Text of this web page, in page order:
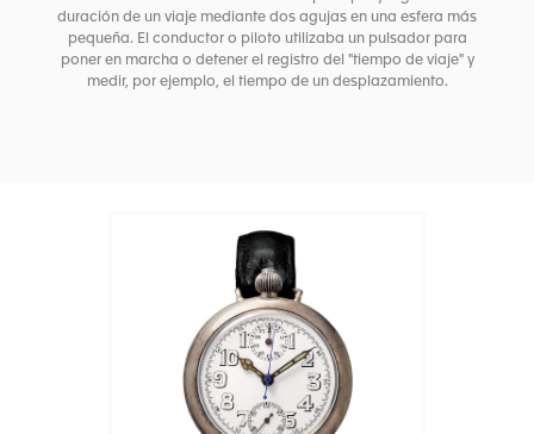
duración de un viaje mediante dos agujas en una esfera más
pequeña. El conductor o piloto utilizaba un pulsador para
poner en marcha o detener el registro del "tiempo de viaje" y
medir, por ejemplo, el tiempo de un desplazamiento.